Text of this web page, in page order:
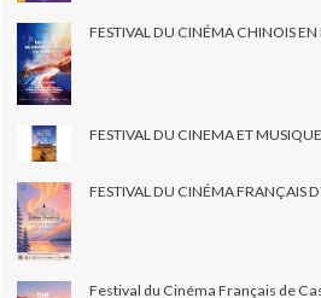
FESTIVAL DU CINÉMA CHINOIS
FESTIVAL DU CINEMA ET
FESTIVAL DU CINÉMA FRANÇAIS
Festival du Cinéma Français de